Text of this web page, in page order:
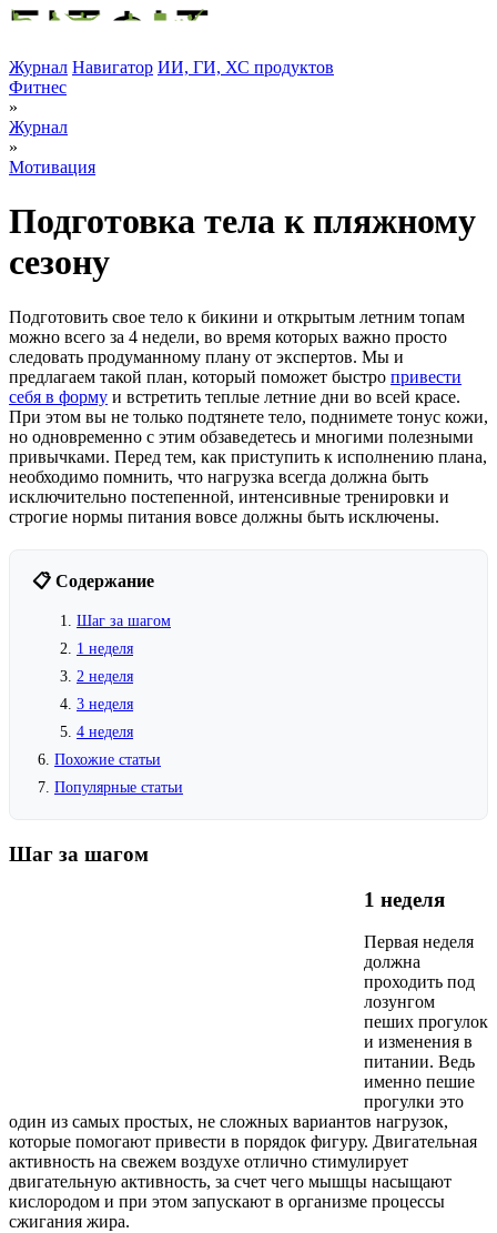
Журнал Навигатор ИИ, ГИ, ХС продуктов
Фитнес
»
Журнал
»
Мотивация
Подготовка тела к пляжному
сезону
Подготовить свое тело к бикини и открытым летним топам
можно всего за 4 недели, во время которых важно просто
следовать продуманному плану от экспертов. Мы и
предлагаем такой план, который поможет быстро привести
себя в форму и встретить теплые летние дни во всей красе.
При этом вы не только подтянете тело, поднимете тонус кожи,
но одновременно с этим обзаведетесь и многими полезными
привычками. Перед тем, как приступить к исполнению плана,
необходимо помнить, что нагрузка всегда должна быть
исключительно постепенной, интенсивные тренировки и
строгие нормы питания вовсе должны быть исключены.
📋 Содержание
Шаг за шагом
1 неделя
2 неделя
3 неделя
4 неделя
Похожие статьи
Популярные статьи
Шаг за шагом
1 неделя
Первая неделя
должна
проходить под
лозунгом
пеших прогулок
и изменения в
питании. Ведь
именно пешие
прогулки это
один из самых простых, не сложных вариантов нагрузок,
которые помогают привести в порядок фигуру. Двигательная
активность на свежем воздухе отлично стимулирует
двигательную активность, за счет чего мышцы насыщают
кислородом и при этом запускают в организме процессы
сжигания жира.